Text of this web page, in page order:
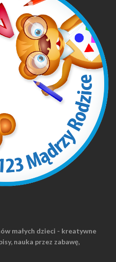
małych dzieci - kreatywne
nauka przez zabawę,